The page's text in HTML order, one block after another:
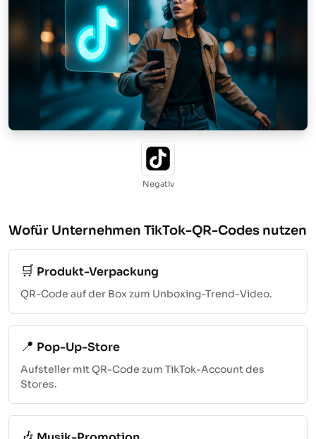
Negativ
Wofür Unternehmen TikTok-QR-Codes nutzen
🛒 Produkt-Verpackung
QR-Code auf der Box zum Unboxing-Trend-Video.
📍 Pop-Up-Store
Aufsteller mit QR-Code zum TikTok-Account des
Stores.